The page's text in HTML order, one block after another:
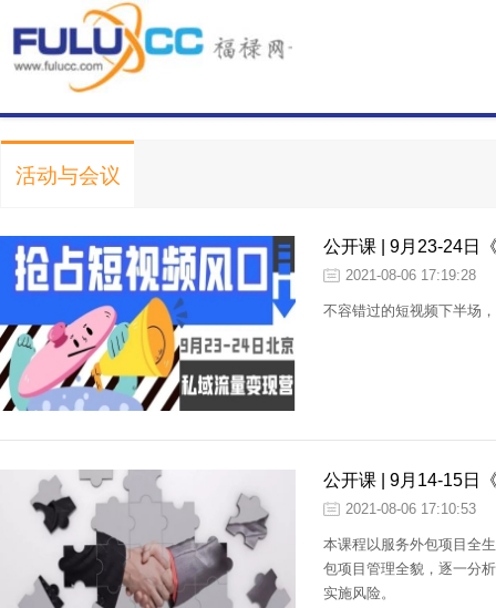
活动与会议
公开课 | 9月23-24日
2021-08-06 17:19:28
不容错过的短视频下半场
公开课 | 9月14-15日
2021-08-06 17:10:53
本课程以服务外包项目全
包项目管理全貌，逐一分
实施风险。